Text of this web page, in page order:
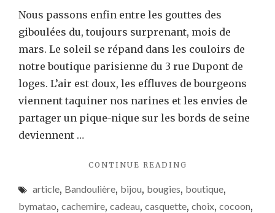
jours
Nous passons enfin entre les gouttes des
giboulées du, toujours surprenant, mois de
mars. Le soleil se répand dans les couloirs de
notre boutique parisienne du 3 rue Dupont de
loges. L’air est doux, les effluves de bourgeons
viennent taquiner nos narines et les envies de
partager un pique-nique sur les bords de seine
deviennent …
CONTINUE READING
5
DES
article, Bandoulière, bijou, bougies, boutique,
bymatao, cachemire, cadeau, casquette, choix, cocoon,